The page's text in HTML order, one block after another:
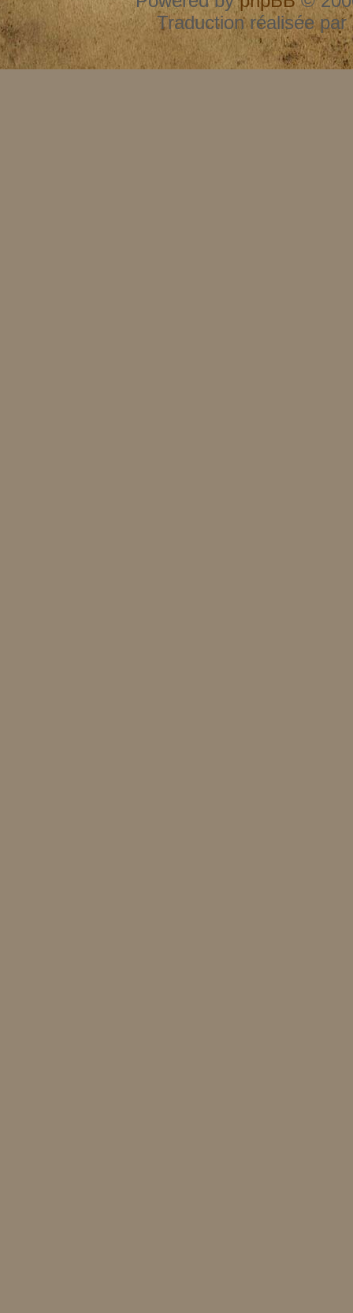
Traduction réalisée par